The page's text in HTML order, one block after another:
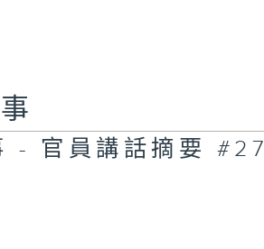
- 官員講話摘要 #27